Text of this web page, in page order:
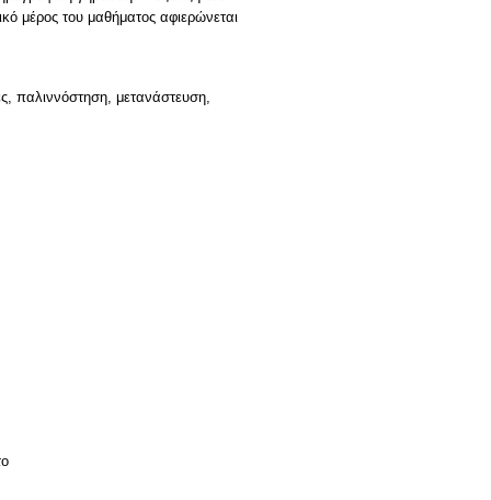
μέρος του μαθήματος αφιερώνεται
παλιννόστηση, μετανάστευση,